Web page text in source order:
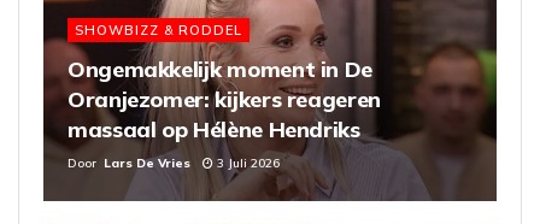
SHOWBIZZ & RODDEL
Ongemakkelijk moment in De
Oranjezomer: kijkers reageren
massaal op Hélène Hendriks
Door Lars De Vries 3 Juli 2026